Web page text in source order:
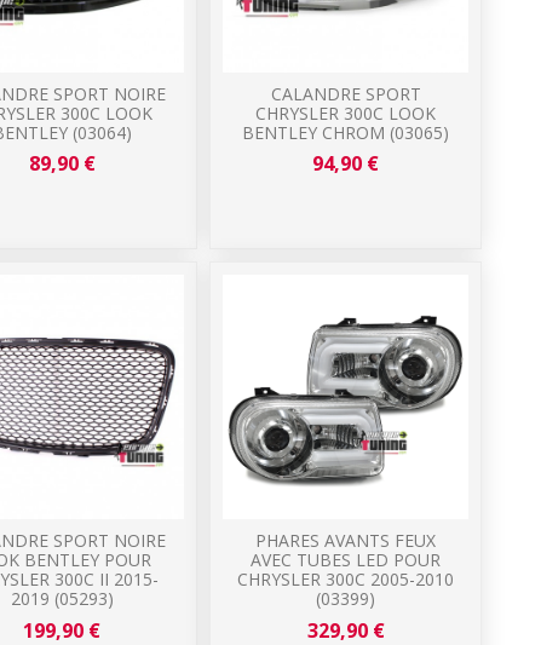
SPORT NOIRE
300C LOOK
(03064)
89,90 €
CALANDRE SPORT
CHRYSLER 300C LOOK
BENTLEY CHROM (03065)
94,90 €
SPORT NOIRE
BENTLEY POUR
300C II 2015-
2019 (05293)
199,90 €
PHARES AVANTS FEUX
AVEC TUBES LED POUR
CHRYSLER 300C 2005-2010
(03399)
329,90 €